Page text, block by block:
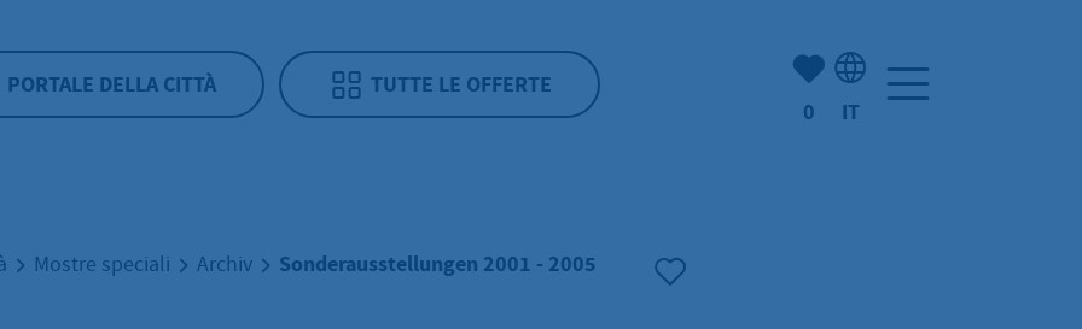
PORTALE DELLA CITTÀ TUTTE LE OFFERTE
(Mio) Hofheim:
0 IT
Mostre speciali Archiv Sonderausstellungen 2001 - 2005